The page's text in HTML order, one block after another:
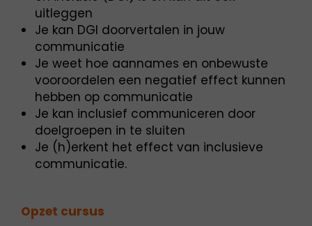
uitleggen
Je kan DGI doorvertalen in jouw
communicatie
Je weet hoe aannames en onbewuste
vooroordelen een negatief effect kunnen
hebben op communicatie
Je kan inclusief communiceren door
doelgroepen in te sluiten
Je (h)erkent het effect van inclusieve
communicatie.
Opzet cursus